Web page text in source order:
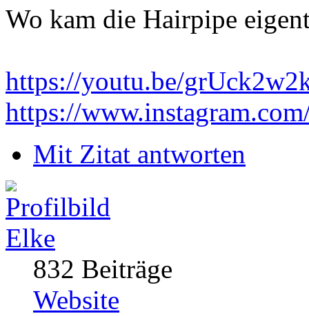
Wo kam die Hairpipe
https://youtu.be/
https://
Mit Zitat antworten
Elke
832 Beiträge
Website